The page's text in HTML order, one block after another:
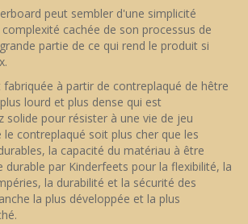
peut sembler d'une simplicité
cachée de son processus de
partie de ce qui rend le produit si
fabriquée à partir de contreplaqué de hêtre
lourd et plus dense qui est
solide pour résister à une vie de jeu
le contreplaqué soit plus cher que les
la capacité du matériau à être
durable par Kinderfeets pour la flexibilité, la
la durabilité et la sécurité des
la plus développée et la plus